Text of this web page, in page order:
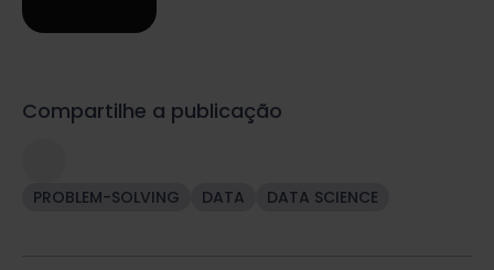
Compartilhe a publicação
PROBLEM-SOLVING DATA DATA SCIENCE